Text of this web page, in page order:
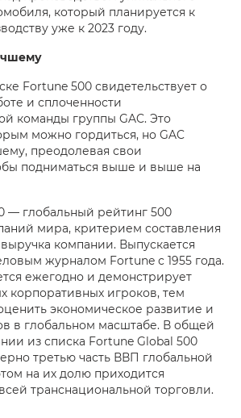
который планируется к
уже к 2023 году.
Fortune 500 свидетельствует о
и сплоченности
команды группы GAC. Это
можно гордиться, но GAC
преодолевая свои
подниматься выше и выше на
— глобальный рейтинг 500
мира, критерием составления
компании. Выпускается
журналом Fortune с 1955 года.
ежегодно и демонстрирует
корпоративных игроков, тем
экономическое развитие и
в глобальном масштабе. В общей
из списка Fortune Global 500
третью часть ВВП глобальной
на их долю приходится
транснациональной торговли.